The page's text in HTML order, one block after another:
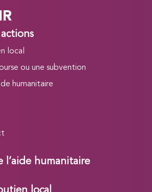
local
ou une subvention
humanitaire
l’aide humanitaire